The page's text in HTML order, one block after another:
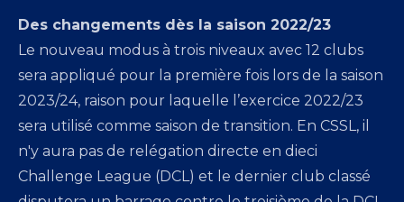
Des changements dès la saison 2022/23
Le nouveau modus à trois niveaux avec 12 clubs
sera appliqué pour la première fois lors de la saison
2023/24, raison pour laquelle l’exercice 2022/23
sera utilisé comme saison de transition. En CSSL, il
n'y aura pas de relégation directe en dieci
Challenge League (DCL) et le dernier club classé